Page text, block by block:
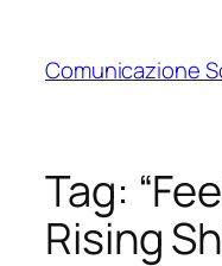
contenuto
Comunicazione
Tag:
Rising